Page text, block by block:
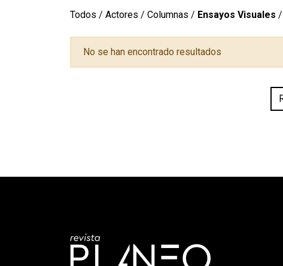
Todos / Actores / Columnas / Ensayos Visuales /
No se han encontrado resultados